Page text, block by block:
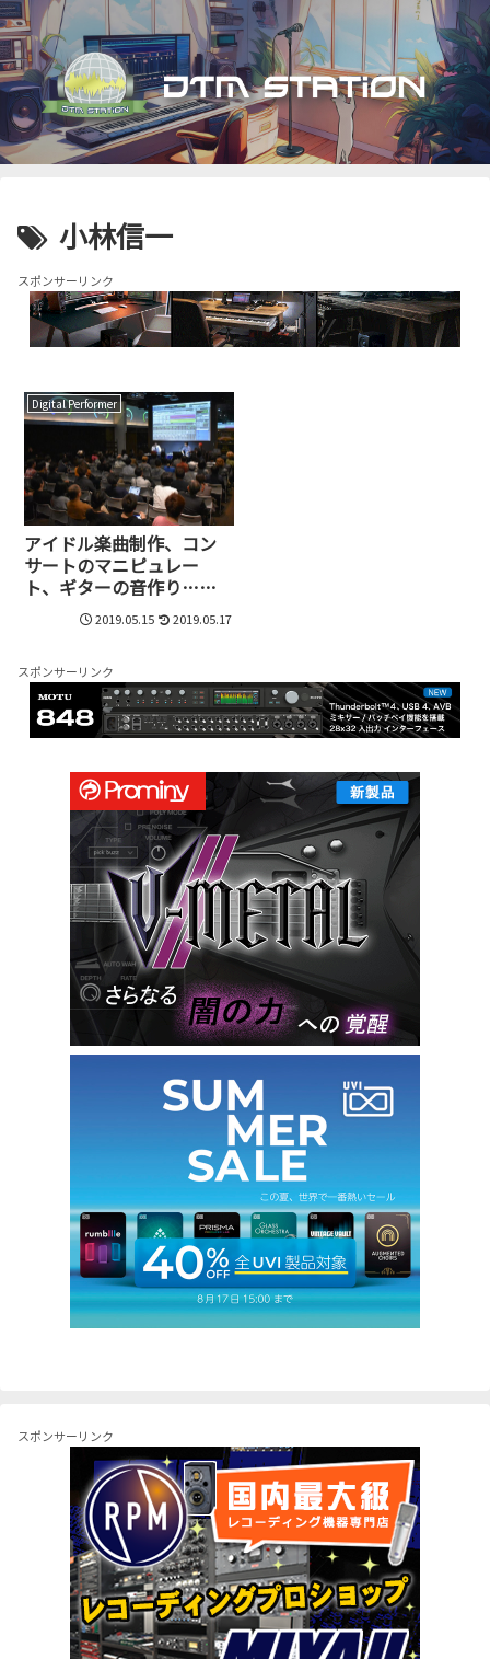
小林信一
スポンサーリンク
Digital Performer
アイドル楽曲制作、コン
サートのマニピュレー
ト、ギターの音作り……3
人のトッププロが語る
DP10活用術2019.05.15 2019.05.17
スポンサーリンク
スポンサーリンク